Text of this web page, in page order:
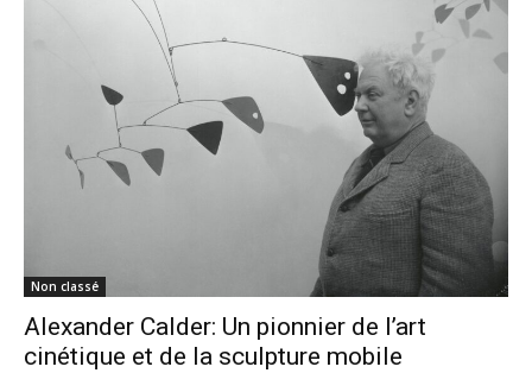
Non classé
Alexander Calder: Un pionnier de l’art
cinétique et de la sculpture mobile